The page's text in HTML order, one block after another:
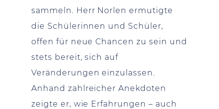
sammeln. Herr Norlen ermutigte
die Schülerinnen und Schüler,
offen für neue Chancen zu sein und
stets bereit, sich auf
Veränderungen einzulassen.
Anhand zahlreicher Anekdoten
zeigte er, wie Erfahrungen – auch